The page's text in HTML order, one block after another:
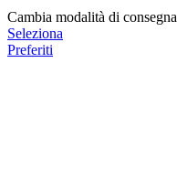
Cambia modalità di consegna
Seleziona
Preferiti